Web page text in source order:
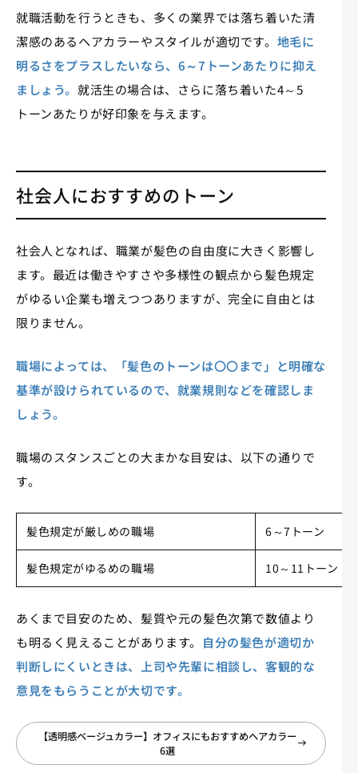
就職活動を行うときも、多くの業界では落ち着いた清
潔感のあるヘアカラーやスタイルが適切です。 地毛に
明るさをプラスしたいなら、6～7トーンあたりに抑え
ましょう。 就活生の場合は、さらに落ち着いた4～5
トーンあたりが好印象を与えます。
社会人におすすめのトーン
社会人となれば、職業が髪色の自由度に大きく影響し
ます。最近は働きやすさや多様性の観点から髪色規定
がゆるい企業も増えつつありますが、完全に自由とは
限りません。
職場によっては、「髪色のトーンは〇〇まで」と明確な
基準が設けられているので、就業規則などを確認しま
しょう。
職場のスタンスごとの大まかな目安は、以下の通りで
す。
髪色規定が厳しめの職場 6～7トーン
髪色規定がゆるめの職場 10～11トーン
あくまで目安のため、髪質や元の髪色次第で数値より
も明るく見えることがあります。 自分の髪色が適切か
判断しにくいときは、上司や先輩に相談し、客観的な
意見をもらうことが大切です。
【透明感ベージュカラー】オフィスにもおすすめヘアカラー
6選